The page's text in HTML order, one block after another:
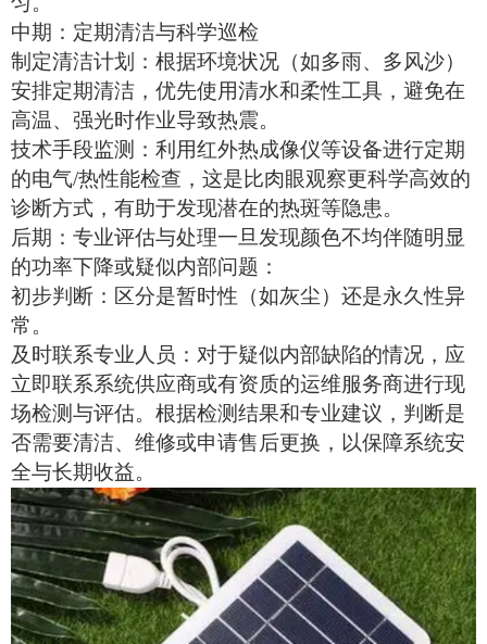
中期：定期清洁与科学巡检
制定清洁计划：根据环境状况（如多雨、多风沙）
安排定期清洁，优先使用清水和柔性工具，避免在
高温、强光时作业导致热震。
技术手段监测：利用红外热成像仪等设备进行定期
的电气/热性能检查，这是比肉眼观察更科学高效的
诊断方式，有助于发现潜在的热斑等隐患。
后期：专业评估与处理一旦发现颜色不均伴随明显
的功率下降或疑似内部问题：
初步判断：区分是暂时性（如灰尘）还是永久性异
常。
及时联系专业人员：对于疑似内部缺陷的情况，应
立即联系系统供应商或有资质的运维服务商进行现
场检测与评估。根据检测结果和专业建议，判断是
否需要清洁、维修或申请售后更换，以保障系统安
全与长期收益。